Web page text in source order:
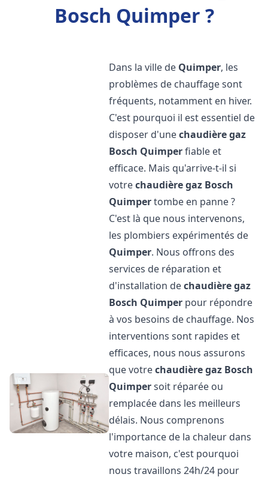
Bosch Quimper ?
Dans la ville de Quimper, les
problèmes de chauffage sont
fréquents, notamment en hiver.
C'est pourquoi il est essentiel de
disposer d'unechaudière gaz
Bosch Quimperfiable et
efficace. Mais qu'arrive-t-il si
votrechaudière gaz Bosch
Quimpertombe en panne ?
C'est là que nous intervenons,
les plombiers expérimentés de
Quimper. Nous offrons des
services de réparation et
d'installation dechaudière gaz
Bosch Quimper pour répondre
à vos besoins de chauffage. Nos
interventions sont rapides et
efficaces, nous nous assurons
que votrechaudière gaz Bosch
Quimpersoit réparée ou
remplacée dans les meilleurs
délais. Nous comprenons
l'importance de la chaleur dans
votre maison, c'est pourquoi
nous travaillons 24h/24 pour